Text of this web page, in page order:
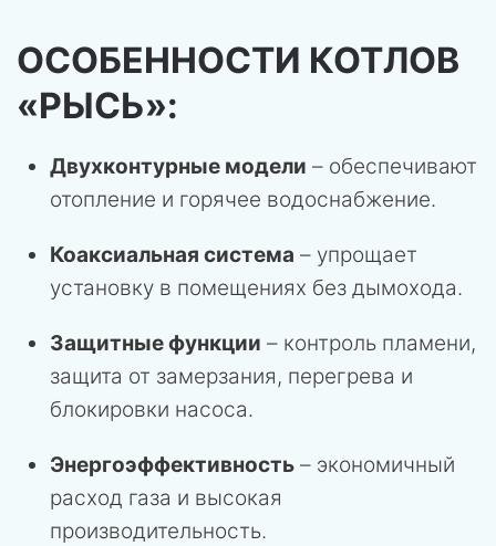
ОСОБЕННОСТИ КОТЛОВ
«РЫСЬ»:
Двухконтурные модели – обеспечивают
отопление и горячее водоснабжение.
Коаксиальная система – упрощает
установку в помещениях без дымохода.
Защитные функции – контроль пламени,
защита от замерзания, перегрева и
блокировки насоса.
Энергоэффективность – экономичный
расход газа и высокая
производительность.